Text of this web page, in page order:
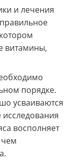
и лечения
витамины,
порядке.
усваиваются
восполняет